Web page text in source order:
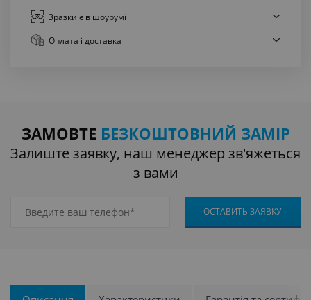
Зразки є в шоурумі
Оплата і доставка
ЗАМОВТЕ БЕЗКОШТОВНИЙ ЗАМІР
Залиште заявку, наш менеджер зв'яжеться
з вами